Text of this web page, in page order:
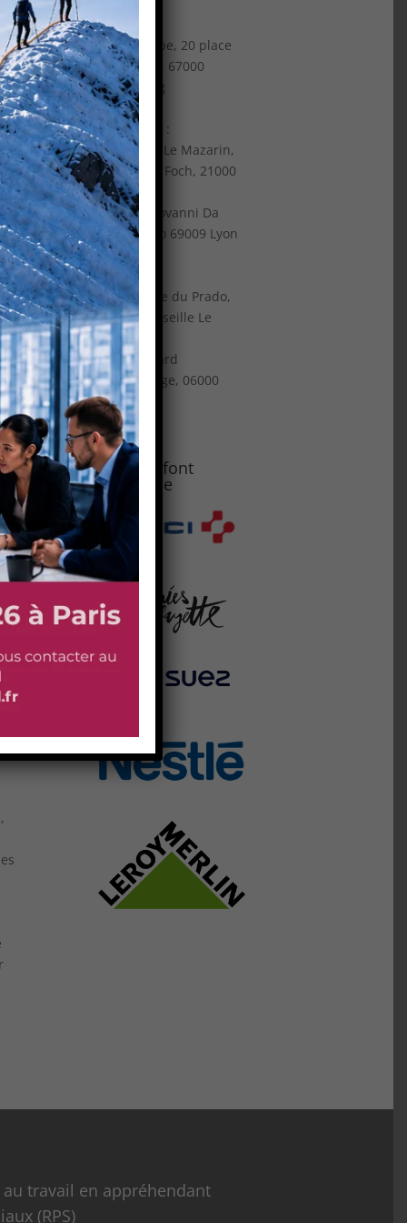
Nord Est
Tour Europe, 20 place
des Halles, 67000
Strasbourg
Centre Est
:
Immeuble Le Mazarin,
10 avenue Foch, 21000
Dijon
3 place Giovanni Da
Verrazzano 69009 Lyon
Sud Est
165 avenue du Prado,
13008 Marseille Le
Consul
37 Boulevard
Dubouchage, 06000
Nice
Ils nous font
confiance
travail en appréhendant
(RPS)